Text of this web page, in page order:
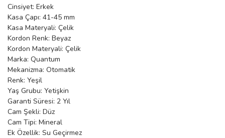
Manoir
Cinsiyet: Erkek
Kasa Çapı: 41-45 mm
Kasa Materyali: Çelik
Kordon Renk: Beyaz
Kordon Materyali: Çelik
Marka: Quantum
Mekanizma: Otomatik
Renk: Yeşil
Yaş Grubu: Yetişkin
Garanti Süresi: 2 Yıl
Cam Şekli: Düz
Cam Tipi: Mineral
Ek Özellik: Su Geçirmez